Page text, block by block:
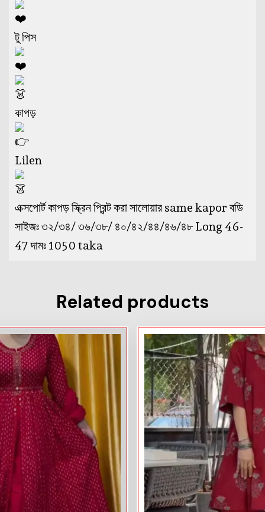
টু পিস
কাপড়
Lilen
এক্সপোর্ট কাপড় স্ক্রিন প্রিন্ট করা সালোয়ার same kapor বডি
সাইজঃ ৩২/৩৪/ ৩৬/৩৮/ ৪০/৪২/৪৪/৪৬/৪৮ Long 46-
47 দামঃ 1050 taka
Related products